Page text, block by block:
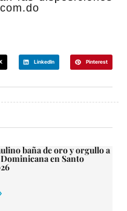
LinkedIn Pinterest
baña de oro y orgullo a
en Santo